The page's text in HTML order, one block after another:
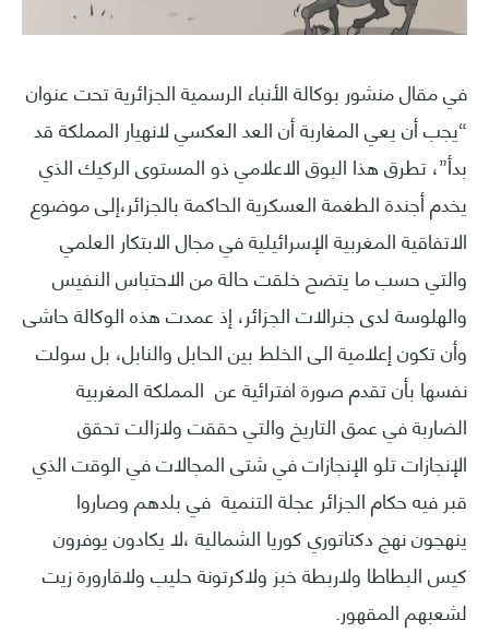
في مقال منشور بوكالة الأنباء الرسمية الجزائرية تحت عنوان
“يجب أن يعي المغاربة أن العد العكسي لانهيار المملكة قد
بدأ”، تطرق هذا البوق الاعلامي ذو المستوى الركيك الذي
يخدم أجندة الطغمة العسكرية الحاكمة بالجزائر،إلى موضوع
الاتفاقية المغربية الإسرائيلية في مجال الابتكار العلمي
والتي حسب ما يتضح خلقت حالة من الاحتباس النفيس
والهلوسة لدى جنرالات الجزائر، إذ عمدت هذه الوكالة حاشى
وأن تكون إعلامية الى الخلط بين الحابل والنابل، بل سولت
نفسها بأن تقدم صورة افترائية عن المملكة المغربية
الضاربة في عمق التاريخ والتي حققت ولازالت تحقق
الإنجازات تلو الإنجازات في شتى المجالات في الوقت الذي
قبر فيه حكام الجزائر عجلة التنمية في بلدهم وصاروا
ينهجون نهج دكتاتوري كوريا الشمالية ،لا يكادون يوفرون
كيس البطاطا ولاربطة خبز ولاكرتونة حليب ولاقارورة زيت
لشعبهم المقهور.